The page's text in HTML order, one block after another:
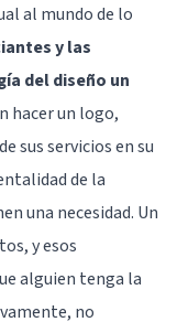
al mundo de lo
y las
del diseño un
hacer un logo,
sus servicios en su
de la
una necesidad. Un
y esos
alguien tenga la
no